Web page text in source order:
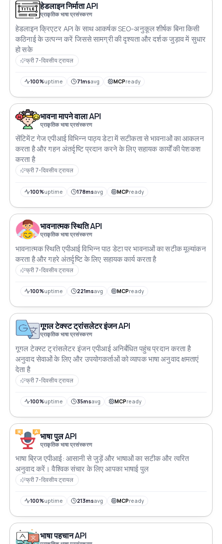
हेडलाइन निर्माता API
प्राकृतिक भाषा प्रसंस्करण
हेडलाइन क्रिएटर API के साथ आकर्षक SEO-अनुकूल शीर्षक बिना किसी
कठिनाई के उत्पन्न करें जिससे सामग्री की दृश्यता और दर्शक जुड़ाव में सुधार
हो सके
फ्री 7-दिवसीय ट्रायल
100%uptime 71msavg MCPready
भावना मापने वाला API
प्राकृतिक भाषा प्रसंस्करण
सेंटिमेंट गेज एपीआई विभिन्न पाठ्य डेटा में सटीकता से भावनाओं का आकलन
करता है और गहन अंतर्दृष्टि प्रदान करने के लिए सहायक कार्यों की पेशकश
करता है
फ्री 7-दिवसीय ट्रायल
100%uptime 178msavg MCPready
भावनात्मक स्थिति API
प्राकृतिक भाषा प्रसंस्करण
भावनात्मक स्थिति एपीआई विभिन्न पाठ डेटा पर भावनाओं का सटीक मूल्यांकन
करता है और गहरे अंतर्दृष्टि के लिए सहायक कार्य करता है
फ्री 7-दिवसीय ट्रायल
100%uptime 221msavg MCPready
गूगल टेक्स्ट ट्रांसलेटर इंजन API
प्राकृतिक भाषा प्रसंस्करण
गूगल टेक्स्ट ट्रांसलेटर इंजन एपीआई अनिर्बंधित पहुंच प्रदान करता है
अनुवाद सेवाओं के लिए और उपयोगकर्ताओं को व्यापक भाषा अनुवाद क्षमताएं
देता है
फ्री 7-दिवसीय ट्रायल
100%uptime 35msavg MCPready
भाषा पुल API
प्राकृतिक भाषा प्रसंस्करण
भाषा ब्रिज एपीआई: आसानी से जुड़ें और भाषाओं का सटीक और त्वरित
अनुवाद करें। वैश्विक संचार के लिए आपका भाषाई पुल
फ्री 7-दिवसीय ट्रायल
100%uptime 213msavg MCPready
भाषा पहचान API